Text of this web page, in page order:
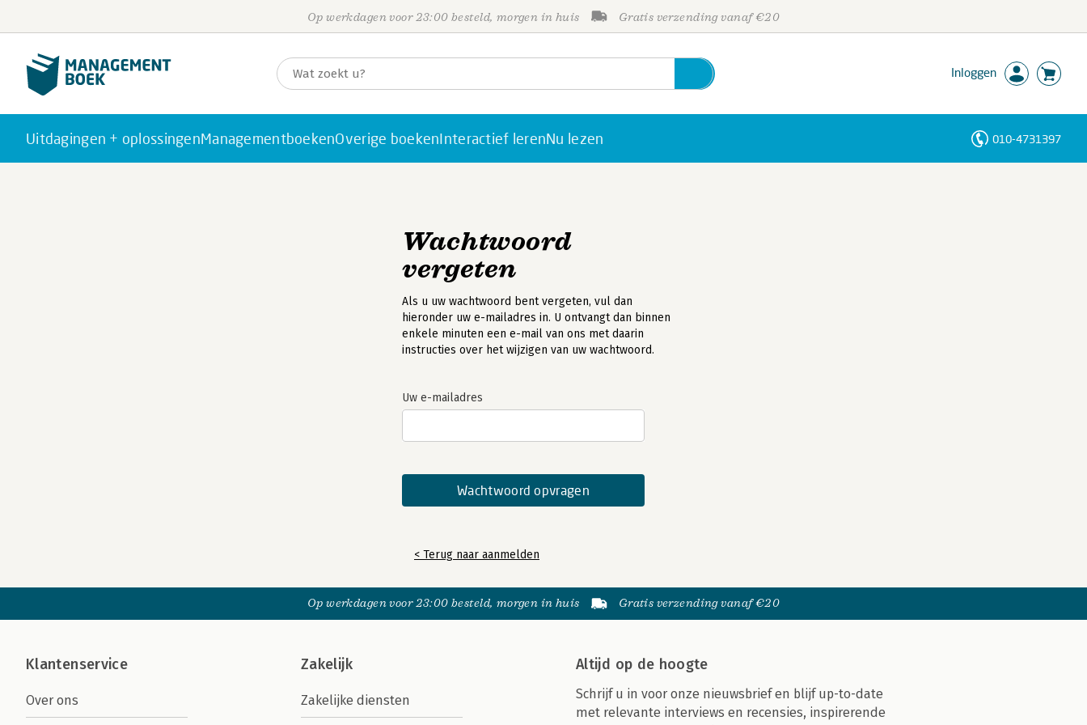
Op werkdagen voor 23:00 besteld, morgen in huis Gratis verzending vanaf €20
Inloggen
Uitdagingen + oplossingenManagementboekenOverige boekenInteractief lerenNu lezen 010-4731397
Wachtwoord
vergeten
Als u uw wachtwoord bent vergeten, vul dan
hieronder uw e-mailadres in. U ontvangt dan binnen
enkele minuten een e-mail van ons met daarin
instructies over het wijzigen van uw wachtwoord.
Uw e-mailadres
< Terug naar aanmelden
Op werkdagen voor 23:00 besteld, morgen in huis Gratis verzending vanaf €20
Klantenservice
Over ons
Zakelijk
Zakelijke diensten
Altijd op de hoogte
Schrijf u in voor onze nieuwsbrief en blijf up-to-date
met relevante interviews en recensies, inspirerende
Personen